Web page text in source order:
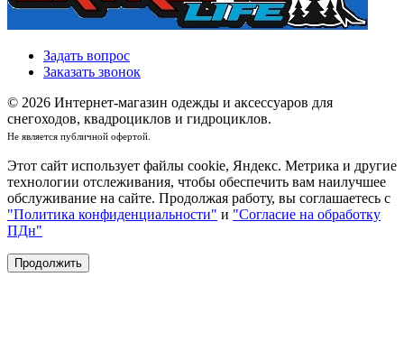
Задать вопрос
Заказать звонок
© 2026 Интернет-магазин одежды и аксессуаров для
снегоходов, квадроциклов и гидроциклов.
Не является публичной офертой.
Этот сайт использует файлы cookie, Яндекс. Метрика и другие
технологии отслеживания, чтобы обеспечить вам наилучшее
обслуживание на сайте. Продолжая работу, вы соглашаетесь с
"Политика конфиденциальности" и "Согласие на обработку
ПДн"
Продолжить